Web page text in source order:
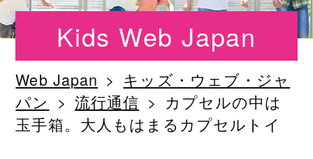
Kids Web Japan
Web Japan
キッズ・ウェブ・ジャ
パン
流行通信
カプセルの中は
玉手箱。大人もはまるカプセルトイ